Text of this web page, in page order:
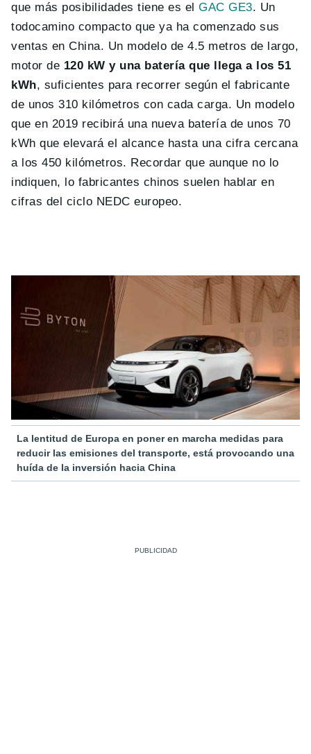
que más posibilidades tiene es el GAC GE3. Un
todocamino compacto que ya ha comenzado sus
ventas en China. Un modelo de 4.5 metros de largo,
motor de 120 kW y una batería que llega a los 51
kWh, suficientes para recorrer según el fabricante
de unos 310 kilómetros con cada carga. Un modelo
que en 2019 recibirá una nueva batería de unos 70
kWh que elevará el alcance hasta una cifra cercana
a los 450 kilómetros. Recordar que aunque no lo
indiquen, lo fabricantes chinos suelen hablar en
cifras del ciclo NEDC europeo.
La lentitud de Europa en poner en marcha medidas para
reducir las emisiones del transporte, está provocando una
huída de la inversión hacia China